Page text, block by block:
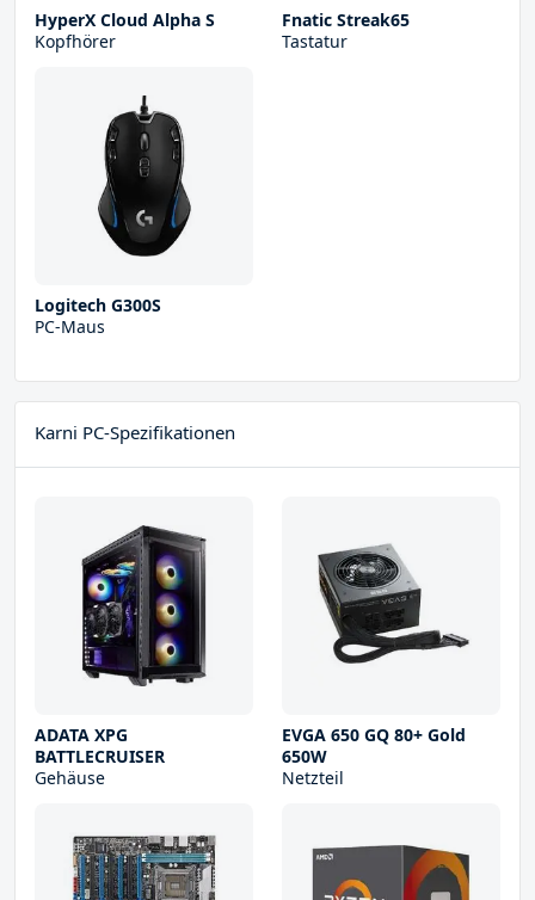
HyperX Cloud Alpha S
Kopfhörer
Fnatic Streak65
Tastatur
Logitech G300S
PC-Maus
Karni PC-Spezifikationen
ADATA XPG
BATTLECRUISER
Gehäuse
EVGA 650 GQ 80+ Gold
650W
Netzteil